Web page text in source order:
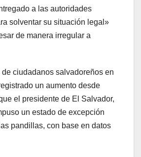
a las autoridades
solventar su situación legal»
de manera irregular a
de ciudadanos salvadoreños en
un aumento desde
el presidente de El Salvador,
un estado de excepción
pandillas, con base en datos